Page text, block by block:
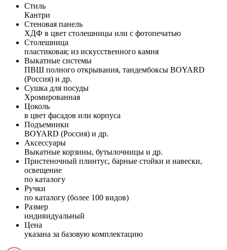
Стиль
Кантри
Стеновая панель
ХДФ в цвет столешницы или с фотопечатью
Столешница
пластиковая; из искусственного камня
Выкатные системы
ПВШ полного открывания, тандембоксы BOYARD
(Россия) и др.
Сушка для посуды
Хромированная
Цоколь
в цвет фасадов или корпуса
Подъемники
BOYARD (Россия) и др.
Аксессуары
Выкатные корзины, бутылочницы и др.
Пристеночный плинтус, барные стойки и навески,
освещение
по каталогу
Ручки
по каталогу (более 100 видов)
Размер
индивидуальный
Цена
указана за базовую комплектацию